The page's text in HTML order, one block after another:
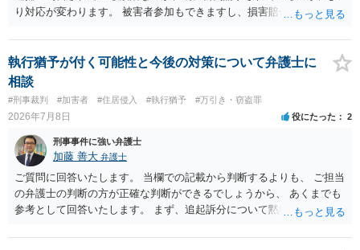
り対応が変わります。 被害者参加もできますし、損害賠償命令制度も
第三者を保証人とする内容で債務名義を取得できるの、まずは刑事和
解を検討します。 弁護士に依頼せず、ご自身で手続きを進めることは
できますが、経験上うまくいった例をみたことがありません。 弁護士
へご相談されることをお勧めはいたします。 ※余談ですが、被害者通
知を依頼すると現在の検察庁での捜査進行や公判期日を知ることがで
きますので、送致後であれば検察庁に電話してみてください。
執行猶予が付く可能性と今後の対策について弁護士に
相談
#刑事裁判 #加害者 #住居侵入 #執行猶予 #万引き・窃盗罪
2026年7月8日 役にたった 2
刑事事件に強い弁護士
加藤 善大 弁護士
ご質問に回答いたします。 当欄での記載から判断するよりも、 ご担当
の弁護士の判断の方が正確な判断ができるでしょうから、 あくまでも
参考として回答いたします。 まず、追起訴分について黙秘しているこ
らはわかりませんが、 いずれにしましても、検察官の求刑が執行猶予